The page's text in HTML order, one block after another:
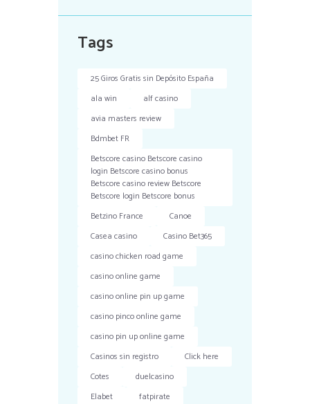
Tags
25 Giros Gratis sin Depósito España
ala win
alf casino
avia masters review
Bdmbet FR
Betscore casino Betscore casino
login Betscore casino bonus
Betscore casino review Betscore
Betscore login Betscore bonus
Betzino France
Canoe
Casea casino
Casino Bet365
casino chicken road game
casino online game
casino online pin up game
casino pinco online game
casino pin up online game
Casinos sin registro
Click here
Cotes
duelcasino
Elabet
fatpirate